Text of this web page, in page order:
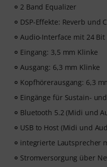
2 Band Equalizer
DSP-Effekte: Reverb und
Audio-Interface mit 24 Bit
Eingang: 3,5 mm Klinke
Ausgang: 6,3 mm Klinke
Kopfhörerausgang: 6,3
Eingänge für Sustain-
Bluetooth 5.2 (Midi und
USB to Host (Midi und
integrierte Lautsprecher
Stromversorgung über